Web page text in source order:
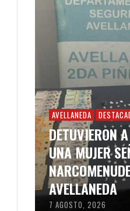
AVELLANEDA
DETUVIERON
UNA MUJER
AVELLANEDA
7 AGOSTO, 2026